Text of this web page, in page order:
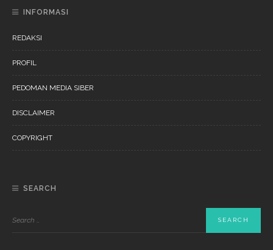
INFORMASI
REDAKSI
PROFIL
PEDOMAN MEDIA SIBER
DISCLAIMER
COPYRIGHT
SEARCH